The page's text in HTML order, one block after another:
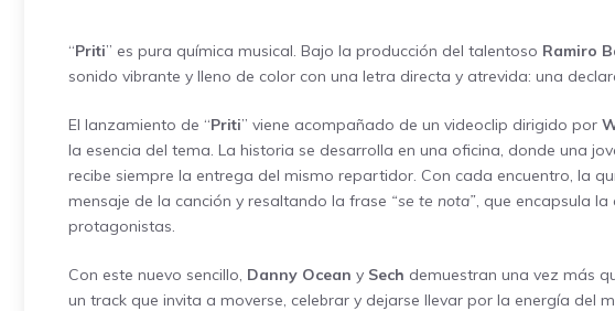
“Priti” es pura química musical. Bajo la producción del talentoso Ramiro
sonido vibrante y lleno de color con una letra directa y atrevida: una
El lanzamiento de “Priti” viene acompañado de un videoclip dirigido por
la esencia del tema. La historia se desarrolla en una oficina, donde una
recibe siempre la entrega del mismo repartidor. Con cada encuentro, la
mensaje de la canción y resaltando la frase “se te nota”, que encapsula
protagonistas.
Con este nuevo sencillo, Danny Ocean y Sech demuestran una vez más
un track que invita a moverse, celebrar y dejarse llevar por la energía del